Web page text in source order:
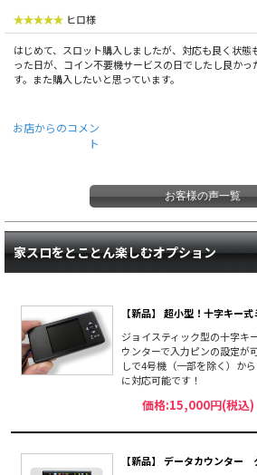
ヒロ様
はじめて、スロット購入しましたが、対応も良く状
った日が、コイン不要機サービスの日でしたし良かっ
す。また購入したいと思っています。
お店からのコメン
ト
お客様の声一覧
家スロをとことん楽しむオプション
【新品】 超小型！十字キー
ジョイスティック型の十字キ
ウンターで入力ピンの設定が
しで4号機（一部を除く）か
に対応可能です！
価格:15,000円(税込)
【新品】 データカウンター